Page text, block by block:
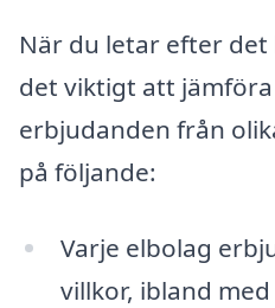
När du letar efter
det viktigt att
erbjudanden från
på följande:
Varje elbolag
villkor, ibland